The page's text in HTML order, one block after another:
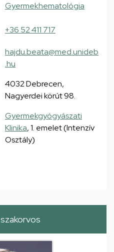
Gyermekhematológia
+36 52 411 717
hajdu.beata@med.unideb
.hu
4032 Debrecen,
Nagyerdei körút 98.
Gyermekgyógyászati
Klinika, 1. emelet (Intenzív
Osztály)
szakorvos